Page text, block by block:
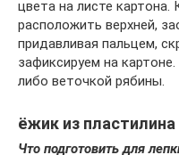
цвета на листе
расположить верхней,
придавливая пальцем,
зафиксируем на
либо веточкой рябины.
ёжик из
Что подготовить для